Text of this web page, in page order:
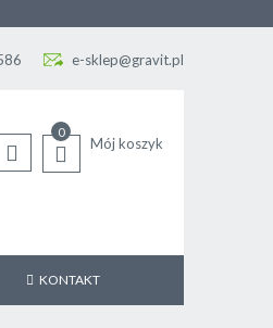
e-sklep@gravit.pl
Mój koszyk
0
KONTAKT